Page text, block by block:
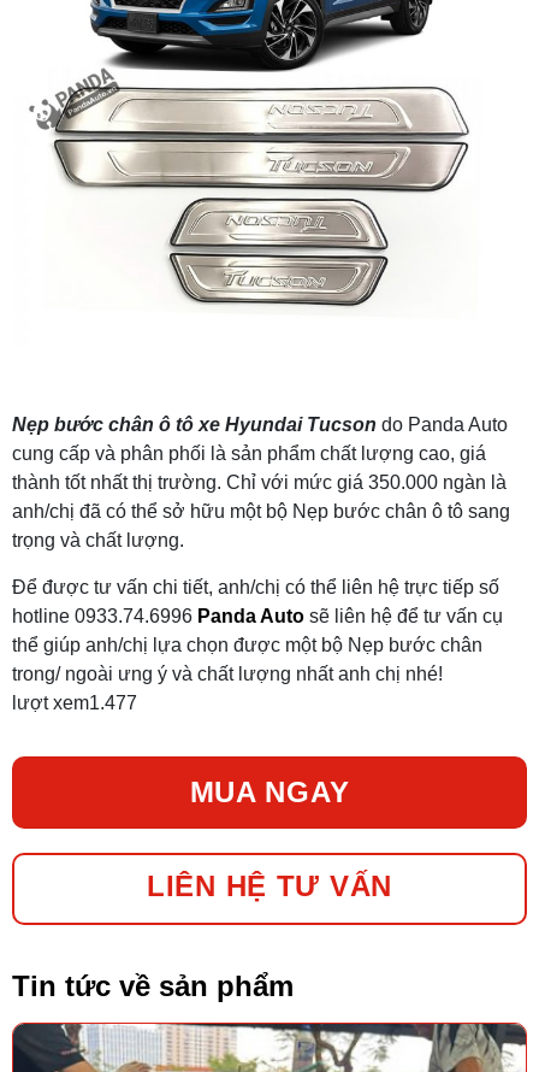
Nẹp bước chân ô tô xe Hyundai Tucson do Panda Auto
cung cấp và phân phối là sản phẩm chất lượng cao, giá
thành tốt nhất thị trường. Chỉ với mức giá 350.000 ngàn là
anh/chị đã có thể sở hữu một bộ Nẹp bước chân ô tô sang
trọng và chất lượng.
Để được tư vấn chi tiết, anh/chị có thể liên hệ trực tiếp số
hotline 0933.74.6996 Panda Auto sẽ liên hệ để tư vấn cụ
thể giúp anh/chị lựa chọn được một bộ Nẹp bước chân
trong/ ngoài ưng ý và chất lượng nhất anh chị nhé!
lượt xem1.477
MUA NGAY
LIÊN HỆ TƯ VẤN
Tin tức về sản phẩm